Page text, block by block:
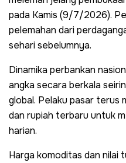
pada Kamis (9/7/2026).
pelemahan dari
sehari sebelumnya.
Dinamika perbankan
angka secara berkala
global. Pelaku pasar terus
dan rupiah terbaru untuk
harian.
Harga komoditas dan nilai